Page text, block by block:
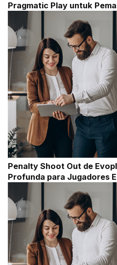
Pragmatic Play untuk
Penalty Shoot Out de
Profunda para Jugadores